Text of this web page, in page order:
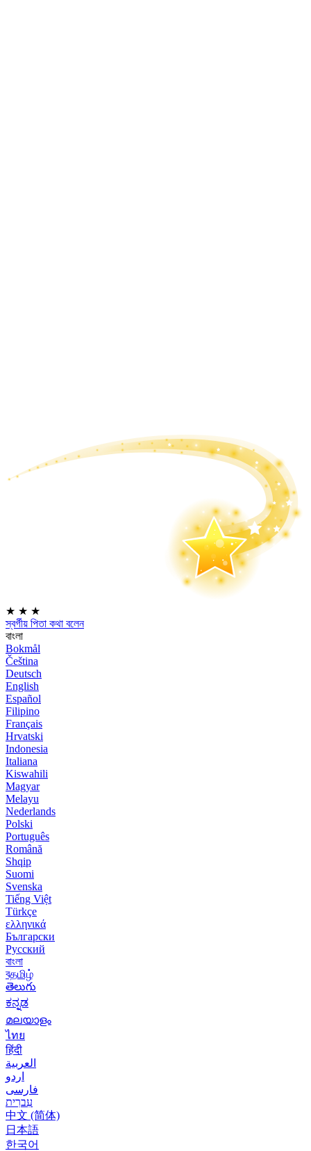
★ ★ ★
স্বর্গীয় পিতা কথা বলেন
বাংলা
Bokmål
Čeština
Deutsch
English
Español
Filipino
Français
Hrvatski
Indonesia
Italiana
Kiswahili
Magyar
Melayu
Nederlands
Polski
Português
Română
Shqip
Suomi
Svenska
Tiếng Việt
Türkçe
ελληνικά
Български
Русский
বাংলা
বதமிழ்
తెలుగు
ಕನ್ನಡ
മലയാളം
ไทย
हिंदी
العربية
اردو
فارسی
עִברִית
中文 (简体)
日本語
한국어